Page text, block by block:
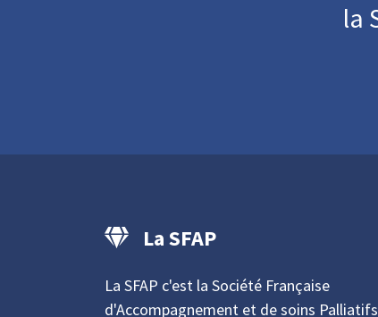
la
La SFAP
La SFAP c'est la Société Française
d'Accompagnement et de soins